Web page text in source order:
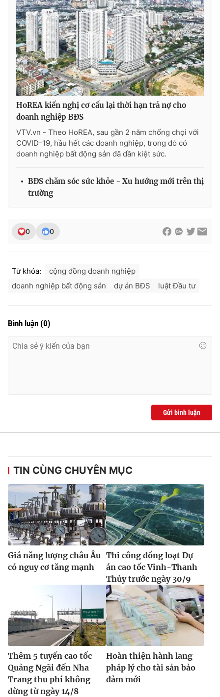
Ðiện thoại Thời báo VTV:024.66 897 897
Email:toasoan@vtv.vn
Liên hệ quảng cáo:024-7300.7108
thuận bằng văn bản. Ghi rõ nguồn VTV.vn khi phát hành lại
thông tin từ website này.
HoREA kiến nghị cơ cấu lại thời hạn trả nợ cho
doanh nghiệp BĐS
VTV.vn - Theo HoREA, sau gần 2 năm chống chọi với
COVID-19, hầu hết các doanh nghiệp, trong đó có
doanh nghiệp bất động sản đã dần kiệt sức.
BĐS chăm sóc sức khỏe - Xu hướng mới trên thị
trường
0 0
Từ khóa:
cộng đồng doanh nghiệp
doanh nghiệp bất động sản
dự án BĐS luật Đầu tư
Bình luận (0)
Gửi bình luận
TIN CÙNG CHUYÊN MỤC
Giá năng lượng châu Âu
có nguy cơ tăng mạnh
Thi công đồng loạt Dự
án cao tốc Vinh-Thanh
Thủy trước ngày 30/9
Thêm 5 tuyến cao tốc
Quảng Ngãi đến Nha
Trang thu phí không
dừng từ ngày 14/8
Hoàn thiện hành lang
pháp lý cho tài sản bảo
đảm mới